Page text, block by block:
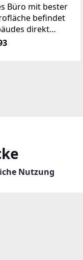
Nutzung
Büro mit bester
befindet
direkt
inmitten